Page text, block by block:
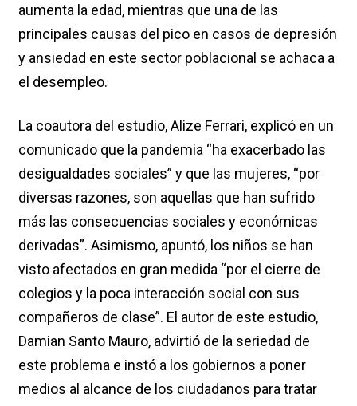
aumenta la edad, mientras que una de las
principales causas del pico en casos de depresión
y ansiedad en este sector poblacional se achaca a
el desempleo.
La coautora del estudio, Alize Ferrari, explicó en un
comunicado que la pandemia “ha exacerbado las
desigualdades sociales” y que las mujeres, “por
diversas razones, son aquellas que han sufrido
más las consecuencias sociales y económicas
derivadas”. Asimismo, apuntó, los niños se han
visto afectados en gran medida “por el cierre de
colegios y la poca interacción social con sus
compañeros de clase”. El autor de este estudio,
Damian Santo Mauro, advirtió de la seriedad de
este problema e instó a los gobiernos a poner
medios al alcance de los ciudadanos para tratar